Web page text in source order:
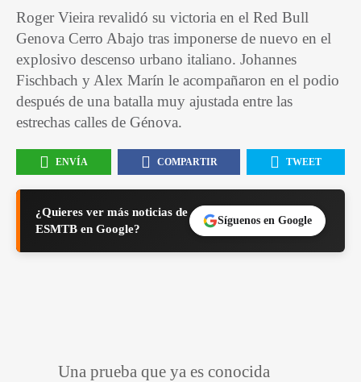
Roger Vieira revalidó su victoria en el Red Bull
Genova Cerro Abajo tras imponerse de nuevo en el
explosivo descenso urbano italiano. Johannes
Fischbach y Alex Marín le acompañaron en el podio
después de una batalla muy ajustada entre las
estrechas calles de Génova.
ENVÍA COMPARTIR TWEET
¿Quieres ver más noticias de
ESMTB en Google?
Síguenos en Google
Una prueba que ya es conocida